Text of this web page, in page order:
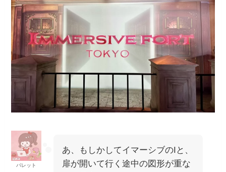
パレット
あ、もしかしてイマーシブのIと、
扉が開いて行く途中の図形が重な